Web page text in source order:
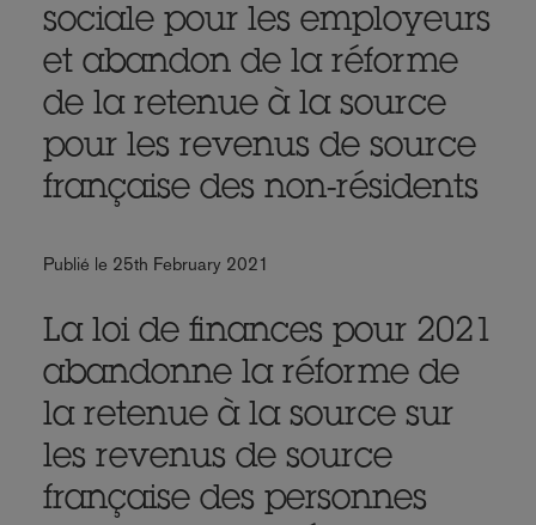
sociale pour les employeurs
et abandon de la réforme
de la retenue à la source
pour les revenus de source
française des non-résidents
Publié le 25th February 2021
La loi de finances pour 2021
abandonne la réforme de
la retenue à la source sur
les revenus de source
française des personnes